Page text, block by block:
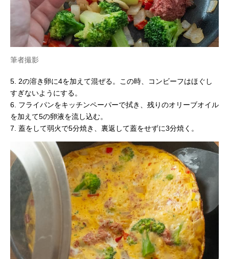
筆者撮影
5. 2の溶き卵に4を加えて混ぜる。この時、コンビーフはほぐし
すぎないようにする。
6. フライパンをキッチンペーパーで拭き、残りのオリーブオイル
を加えて5の卵液を流し込む。
7. 蓋をして弱火で5分焼き、裏返して蓋をせずに3分焼く。